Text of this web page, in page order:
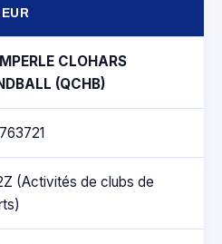
CLOHARS
(QCHB)
(Activités de clubs de